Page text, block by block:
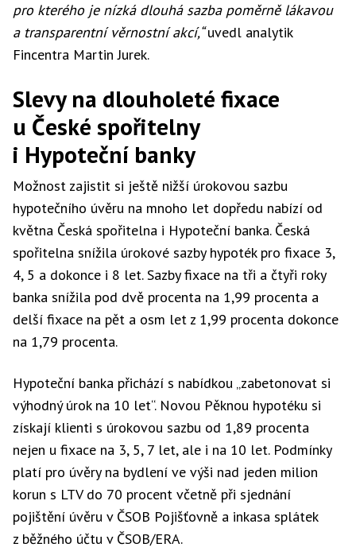
pro kterého je nízká dlouhá sazba poměrně lákavou
a transparentní věrnostní akcí,“uvedl analytik
Fincentra Martin Jurek.
Slevy na dlouholeté fixace
u České spořitelny
i Hypoteční banky
Možnost zajistit si ještě nižší úrokovou sazbu
hypotečního úvěru na mnoho let dopředu nabízí od
května Česká spořitelna i Hypoteční banka. Česká
spořitelna snížila úrokové sazby hypoték pro fixace 3,
4, 5 a dokonce i 8 let. Sazby fixace na tři a čtyři roky
banka snížila pod dvě procenta na 1,99 procenta a
delší fixace na pět a osm let z 1,99 procenta dokonce
na 1,79 procenta.
Hypoteční banka přichází s nabídkou „zabetonovat si
výhodný úrok na 10 let“. Novou Pěknou hypotéku si
získají klienti s úrokovou sazbu od 1,89 procenta
nejen u fixace na 3, 5, 7 let, ale i na 10 let. Podmínky
platí pro úvěry na bydlení ve výši nad jeden milion
korun s LTV do 70 procent včetně při sjednání
pojištění úvěru v ČSOB Pojišťovně a inkasa splátek
z běžného účtu v ČSOB/ERA.